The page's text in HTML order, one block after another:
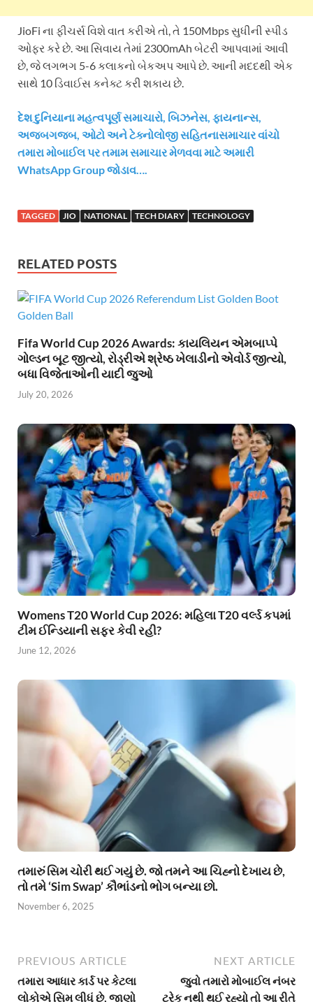
JioFi ના ફીચર્સ વિશે વાત કરીએ તો, તે 150Mbps સુધીની સ્પીડ
ઓફર કરે છે. આ સિવાય તેમાં 2300mAh બેટરી આપવામાં આવી
છે, જે લગભગ 5-6 કલાકનો બેકઅપ આપે છે. આની મદદથી એક
સાથે 10 ડિવાઈસ કનેક્ટ કરી શકાય છે.
દેશ દુનિયાના મહત્વપૂર્ણ સમાચારો, બિઝનેસ, ફાયનાન્સ,
અજબગજબ, ઓટો અને ટેક્નોલોજી સહિતનાસમાચાર વાંચો
તમારા મોબાઈલ પર તમામ સમાચાર મેળવવા માટે અમારી
WhatsApp Group જોડાવ….
TAGGED JIO NATIONAL TECH DIARY TECHNOLOGY
RELATED POSTS
Fifa World Cup 2026 Awards: કાયલિયન એમબાપ્પે
ગોલ્ડન બૂટ જીત્યો, રોડ્રીએ શ્રેષ્ઠ ખેલાડીનો એવોર્ડ જીત્યો,
બધા વિજેતાઓની યાદી જુઓ
July 20, 2026
Womens T20 World Cup 2026: મહિલા T20 વર્લ્ડ કપમાં
ટીમ ઈન્ડિયાની સફર કેવી રહી?
June 12, 2026
તમારું સિમ ચોરી થઈ ગયું છે. જો તમને આ ચિહ્નો દેખાય છે,
તો તમે ‘Sim Swap’ કૌભાંડનો ભોગ બન્યા છો.
November 6, 2025
PREVIOUS ARTICLE
તમારા આધાર કાર્ડ પર કેટલા
લોકોએ સિમ લીધું છે, જાણો
NEXT ARTICLE
જુવો તમારો મોબાઈલ નંબર
ટ્રેક નથી થઈ રહ્યો તો આ રીતે